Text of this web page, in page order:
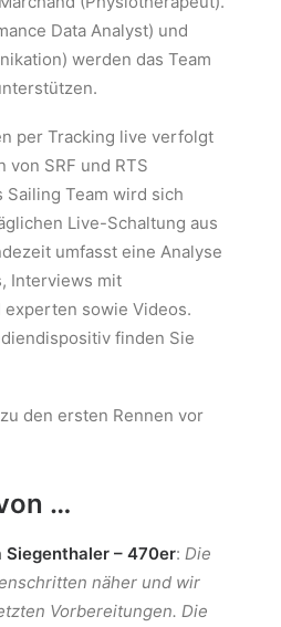
Data Analyst) und
werden das Team
per Tracking live verfolgt
SRF und RTS
Team wird sich
Live-Schaltung aus
umfasst eine Analyse
Interviews mit
sowie Videos.
finden Sie
den ersten Rennen vor
…
Siegenthaler – 470er: Die
näher und wir
Vorbereitungen. Die